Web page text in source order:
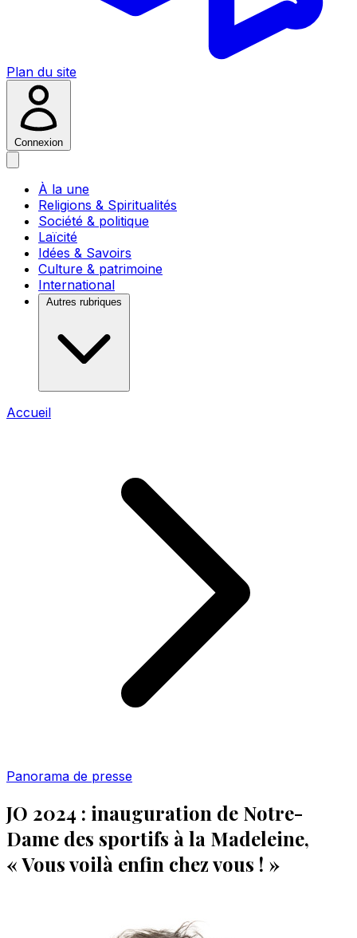
Plan du site
Connexion
À la une
Religions & Spiritualités
Société & politique
Laïcité
Idées & Savoirs
Culture & patrimoine
International
Autres rubriques
Accueil
Panorama de presse
JO 2024 : inauguration de Notre-
Dame des sportifs à la Madeleine,
« Vous voilà enfin chez vous ! »